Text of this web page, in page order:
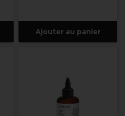
Ajouter au panier